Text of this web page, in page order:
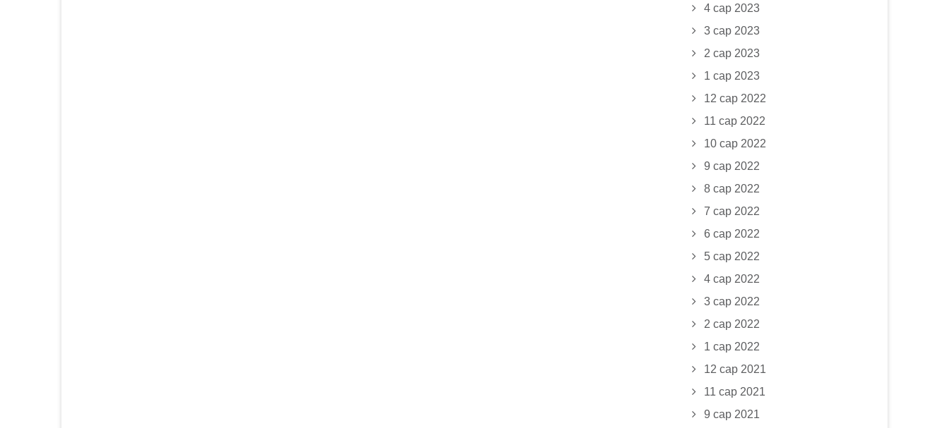
4 сар 2023
3 сар 2023
2 сар 2023
1 сар 2023
12 сар 2022
11 сар 2022
10 сар 2022
9 сар 2022
8 сар 2022
7 сар 2022
6 сар 2022
5 сар 2022
4 сар 2022
3 сар 2022
2 сар 2022
1 сар 2022
12 сар 2021
11 сар 2021
9 сар 2021